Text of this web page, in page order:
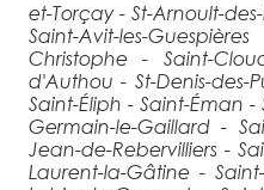
et-Torçay - St-Arnoult-
Saint-Avit-les-
Christophe - Saint-
d'Authou - St-Denis-des-
Saint-Éliph - Saint-Éman -
Germain-le-Gaillard -
Jean-de-Rebervilliers -
Laurent-la-Gâtine -